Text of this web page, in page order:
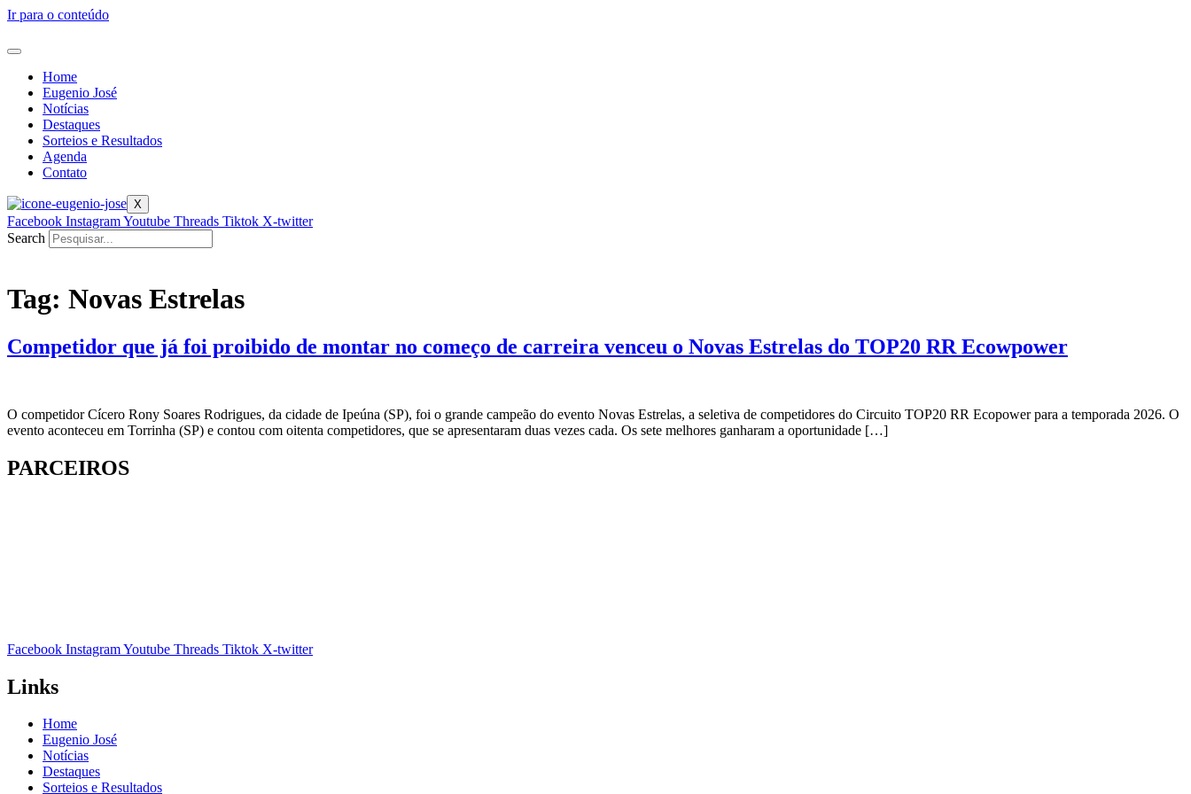
Ir para o conteúdo
Home
Eugenio José
Notícias
Destaques
Sorteios e Resultados
Agenda
Contato
X
Facebook InstagramYoutube Threads Tiktok X-twitter
Search
Tag: Novas Estrelas
Competidor que já foi proibido de montar no começo de carreira venceu o Novas Estrelas do TOP20 RR Ecowpower
O competidor Cícero Rony Soares Rodrigues, da cidade de Ipeúna (SP), foi o grande campeão do evento Novas Estrelas, a seletiva de competidores do Circuito TOP20 RR Ecopower para a temporada 2026. O
evento aconteceu em Torrinha (SP) e contou com oitenta competidores, que se apresentaram duas vezes cada. Os sete melhores ganharam a oportunidade […]
PARCEIROS
Facebook InstagramYoutube Threads Tiktok X-twitter
Links
Home
Eugenio José
Notícias
Destaques
Sorteios e Resultados